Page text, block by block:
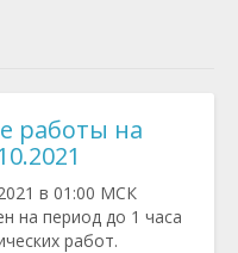
работы на
в 01:00 МСК
на период до 1 часа
работ.